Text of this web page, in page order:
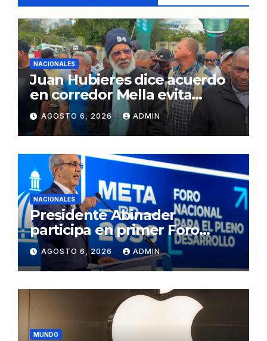
NACIONALES
Juan Hubieres dice acuerdo
en corredor Mella evita
conflictos innecesarios
AGOSTO 6, 2026 ADMIN
NACIONALES
Presidente Abinader
participa en primer Foro
Meta RD 2036 con miras a
impulsar el crecimiento
económico, fortalecer las
instituciones y elevar la
productividad
AGOSTO 6, 2026 ADMIN
MUNDO